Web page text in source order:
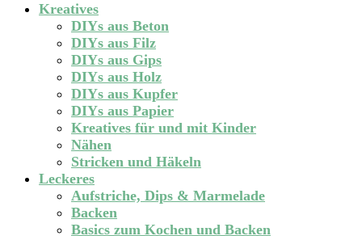
Kreatives
DIYs aus Beton
DIYs aus Filz
DIYs aus Gips
DIYs aus Holz
DIYs aus Kupfer
DIYs aus Papier
Kreatives für und mit Kinder
Nähen
Stricken und Häkeln
Leckeres
Aufstriche, Dips & Marmelade
Backen
Basics zum Kochen und Backen